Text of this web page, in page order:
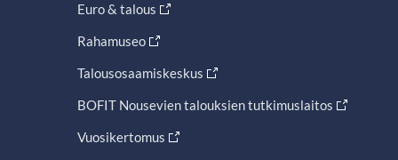
Euro & talous
Rahamuseo
Talousosaamiskeskus
BOFIT Nousevien talouksien tutkimuslaitos
Vuosikertomus